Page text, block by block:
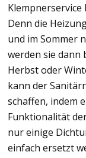
Denn die
und im Sommer
werden sie dann
Herbst oder
kann der
schaffen, indem
Funktionalität
nur einige
einfach ersetzt